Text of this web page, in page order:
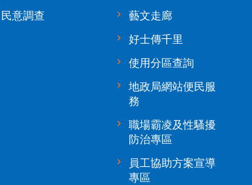
民意調查
藝文走廊
好士傳千里
使用分區查詢
地政局網站便民服
務
職場霸凌及性騷擾
防治專區
員工協助方案宣導
專區